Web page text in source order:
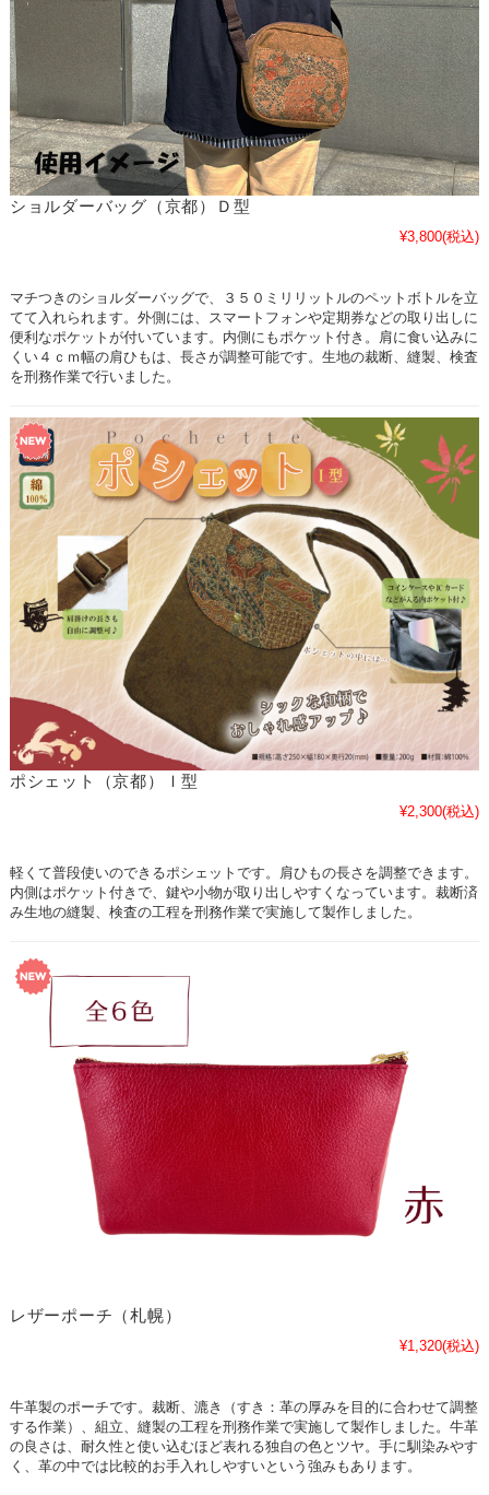
ショルダーバッグ（京都）Ｄ型
¥3,800(税込)
マチつきのショルダーバッグで、３５０ミリリットルのペットボトルを立
てて入れられます。外側には、スマートフォンや定期券などの取り出しに
便利なポケットが付いています。内側にもポケット付き。肩に食い込みに
くい４ｃｍ幅の肩ひもは、長さが調整可能です。生地の裁断、縫製、検査
を刑務作業で行いました。
ポシェット（京都）Ｉ型
¥2,300(税込)
軽くて普段使いのできるポシェットです。肩ひもの長さを調整できます。
内側はポケット付きで、鍵や小物が取り出しやすくなっています。裁断済
み生地の縫製、検査の工程を刑務作業で実施して製作しました。
レザーポーチ（札幌）
¥1,320(税込)
牛革製のポーチです。裁断、漉き（すき：革の厚みを目的に合わせて調整
する作業）、組立、縫製の工程を刑務作業で実施して製作しました。牛革
の良さは、耐久性と使い込むほど表れる独自の色とツヤ。手に馴染みやす
く、革の中では比較的お手入れしやすいという強みもあります。